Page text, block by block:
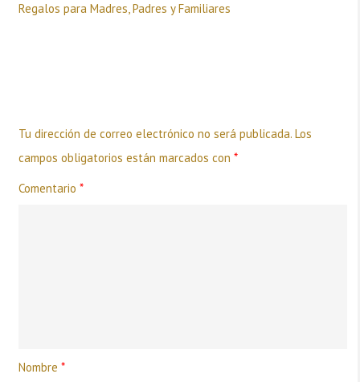
Regalos para Madres, Padres y Familiares
Tu dirección de correo electrónico no será publicada. Los
campos obligatorios están marcados con*
Comentario*
Nombre*